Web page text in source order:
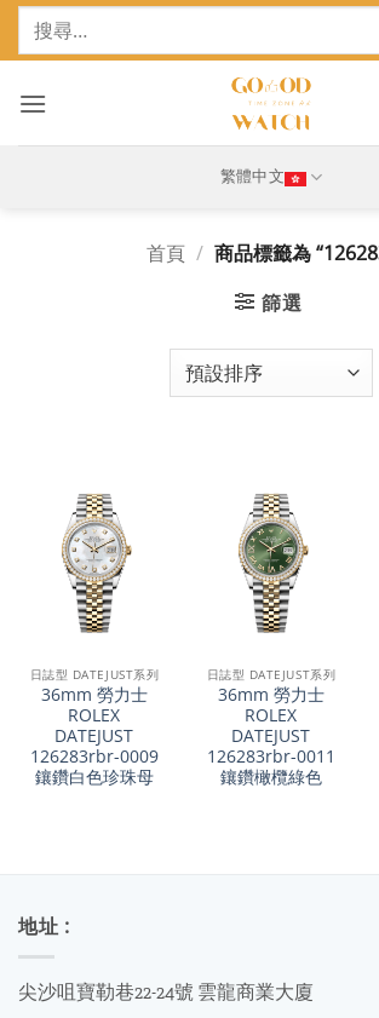
Skip
鍵
繁體中文
首頁 / 商品標籤為
篩選
日誌型 DATEJUST系列
36mm 勞力士
ROLEX
DATEJUST
126283rbr-0009
鑲鑽白色珍珠母
日誌型 DATEJUST系列
36mm 勞力士
ROLEX
DATEJUST
126283rbr-0011
鑲鑽橄欖綠色
地址 :
尖沙咀寶勒巷22-24號 雲龍商業大廈